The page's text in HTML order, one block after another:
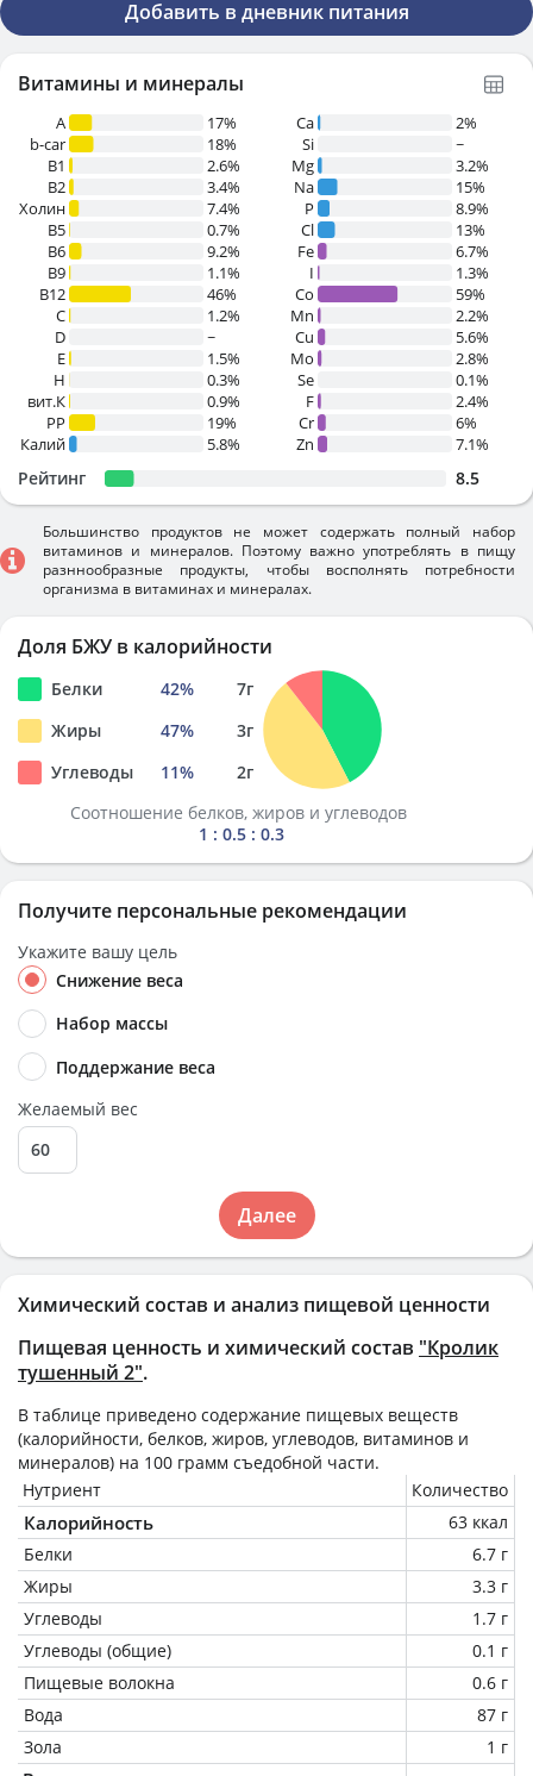
Химический состав и анализ пищевой ценности
Пищевая ценность и химический состав "Кролик
тушенный 2".
В таблице приведено содержание пищевых веществ
(калорийности, белков, жиров, углеводов, витаминов и
минералов) на 100 грамм съедобной части.
Нутриент
Количество
Калорийность
63 ккал
Белки
6.7 г
Жиры
3.3 г
Углеводы
1.7 г
Углеводы (общие)
0.1 г
Пищевые волокна
0.6 г
Вода
87 г
Зола
1 г
Добавить в дневник питания
Витамины и минералы
A
17%
b-car
18%
В1
2.6%
B2
3.4%
Холин
7.4%
B5
0.7%
B6
9.2%
B9
1.1%
B12
46%
C
1.2%
D
~
E
1.5%
H
0.3%
вит.К
0.9%
PP
19%
Калий
5.8%
Ca
2%
Si
~
Mg
3.2%
Na
15%
P
8.9%
Cl
13%
Fe
6.7%
I
1.3%
Co
59%
Mn
2.2%
Cu
5.6%
Mo
2.8%
Se
0.1%
F
2.4%
Cr
6%
Zn
7.1%
Рейтинг 8.5
Большинство продуктов не может содержать полный набор
витаминов и минералов. Поэтому важно употреблять в пищу
разннообразные продукты, чтобы восполнять потребности
организма в витаминах и минералах.
Доля БЖУ в калорийности
Белки 42% 7г
Жиры
47% 3г
Углеводы
11% 2г
Соотношение белков, жиров и углеводов
1 : 0.5 : 0.3
Получите персональные рекомендации
Укажите вашу цель
Снижение веса
Набор массы
Поддержание веса
Желаемый вес
Далее